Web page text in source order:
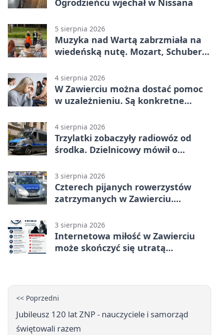
Ogrodzieńcu wjechał w Nissana
5 sierpnia 2026
Muzyka nad Wartą zabrzmiała na
wiedeńską nutę. Mozart, Schubert i
4 sierpnia 2026
W Zawierciu można dostać pomoc
w uzależnieniu. Są konkretne
4 sierpnia 2026
Trzylatki zobaczyły radiowóz od
środka. Dzielnicowy mówił o
3 sierpnia 2026
Czterech pijanych rowerzystów
zatrzymanych w Zawierciu.
3 sierpnia 2026
Internetowa miłość w Zawierciu
może skończyć się utratą
<< Poprzedni
Jubileusz 120 lat ZNP - nauczyciele i samorząd
świętowali razem